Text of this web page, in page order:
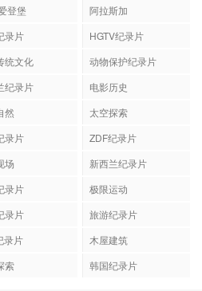
登堡
阿拉斯加
录片
HGTV纪录片
统文化
动物保护纪录片
纪录片
电影历史
然
太空探索
录片
ZDF纪录片
场
新西兰纪录片
录片
极限运动
录片
旅游纪录片
录片
木屋建筑
索 韩国纪录片